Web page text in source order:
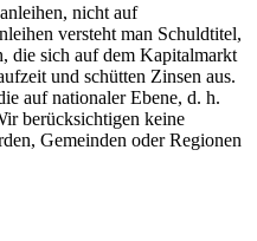
nicht auf
versteht man Schuldtitel,
die sich auf dem Kapitalmarkt
und schütten Zinsen aus.
auf nationaler Ebene, d. h.
berücksichtigen keine
Gemeinden oder Regionen